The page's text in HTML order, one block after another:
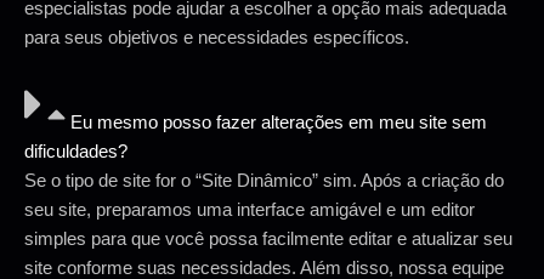
especialistas pode ajudar a escolher a opção mais adequada
para seus objetivos e necessidades específicos.
Eu mesmo posso fazer alterações em meu site sem
dificuldades?
Se o tipo de site for o “Site Dinâmico” sim. Após a criação do
seu site, preparamos uma interface amigável e um editor
simples para que você possa facilmente editar e atualizar seu
site conforme suas necessidades. Além disso, nossa equipe